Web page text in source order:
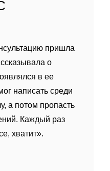
пришла
о
в ее
написать среди
а потом пропасть
Каждый раз
хватит».